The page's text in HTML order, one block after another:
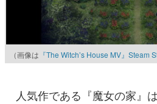
（画像は 『The Witch’s House MV』Steam
人気作である『魔女の家』